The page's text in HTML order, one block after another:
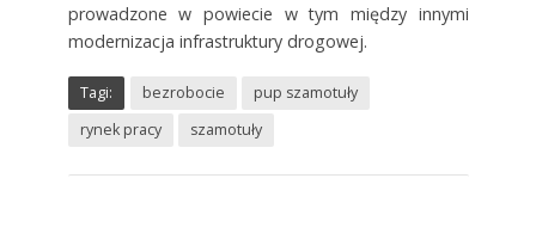
prowadzone w powiecie w tym między innymi
modernizacja infrastruktury drogowej.
Tagi: bezrobocie
pup szamotuły
rynek pracy
szamotuły